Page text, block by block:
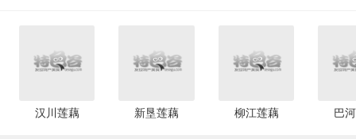
汉川莲藕 新垦莲藕 柳江莲藕 巴